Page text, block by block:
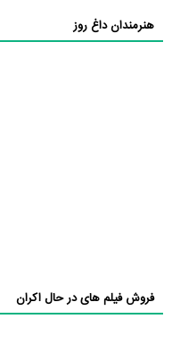
هنرمندان داغ روز
فروش فیلم های در حال اکران